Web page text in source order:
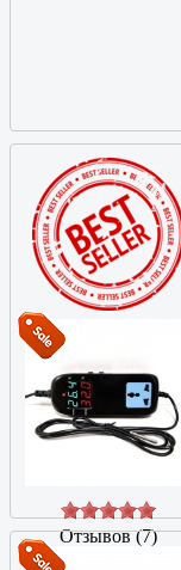
Отзывов (7)